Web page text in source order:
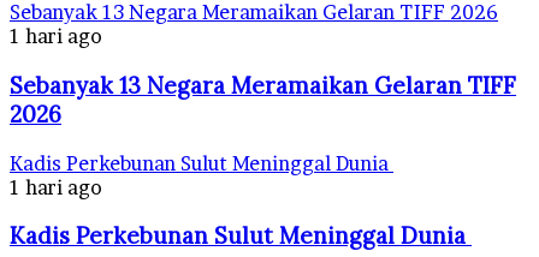
Sebanyak 13 Negara Meramaikan Gelaran TIFF 2026
1 hari ago
Sebanyak 13 Negara Meramaikan Gelaran TIFF
2026
Kadis Perkebunan Sulut Meninggal Dunia
1 hari ago
Kadis Perkebunan Sulut Meninggal Dunia